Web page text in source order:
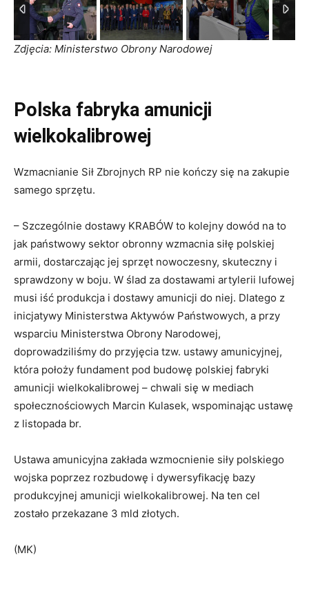
Zdjęcia: Ministerstwo Obrony Narodowej
Polska fabryka amunicji
wielkokalibrowej
Wzmacnianie Sił Zbrojnych RP nie kończy się na zakupie
samego sprzętu.
– Szczególnie dostawy KRABÓW to kolejny dowód na to
jak państwowy sektor obronny wzmacnia siłę polskiej
armii, dostarczając jej sprzęt nowoczesny, skuteczny i
sprawdzony w boju. W ślad za dostawami artylerii lufowej
musi iść produkcja i dostawy amunicji do niej. Dlatego z
inicjatywy Ministerstwa Aktywów Państwowych, a przy
wsparciu Ministerstwa Obrony Narodowej,
doprowadziliśmy do przyjęcia tzw. ustawy amunicyjnej,
która położy fundament pod budowę polskiej fabryki
amunicji wielkokalibrowej – chwali się w mediach
społecznościowych Marcin Kulasek, wspominając ustawę
z listopada br.
Ustawa amunicyjna zakłada wzmocnienie siły polskiego
wojska poprzez rozbudowę i dywersyfikację bazy
produkcyjnej amunicji wielkokalibrowej. Na ten cel
zostało przekazane 3 mld złotych.
(MK)